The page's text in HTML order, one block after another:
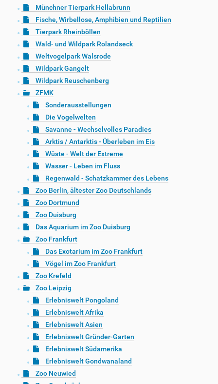
Münchner Tierpark Hellabrunn
Fische, Wirbellose, Amphibien und Reptilien
Tierpark Rheinböllen
Wald- und Wildpark Rolandseck
Weltvogelpark Walsrode
Wildpark Gangelt
Wildpark Reuschenberg
ZFMK
Sonderausstellungen
Die Vogelwelten
Savanne - Wechselvolles Paradies
Arktis / Antarktis - Überleben im Eis
Wüste - Welt der Extreme
Wasser - Leben im Fluss
Regenwald - Schatzkammer des Lebens
Zoo Berlin, ältester Zoo Deutschlands
Zoo Dortmund
Zoo Duisburg
Das Aquarium im Zoo Duisburg
Zoo Frankfurt
Das Exotarium im Zoo Frankfurt
Vögel im Zoo Frankfurt
Zoo Krefeld
Zoo Leipzig
Erlebniswelt Pongoland
Erlebniswelt Afrika
Erlebniswelt Asien
Erlebniswelt Gründer-Garten
Erlebniswelt Südamerika
Erlebniswelt Gondwanaland
Zoo Neuwied